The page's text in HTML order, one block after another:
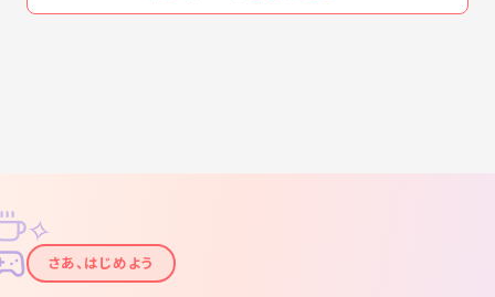
✦
✧
さあ、はじめよう